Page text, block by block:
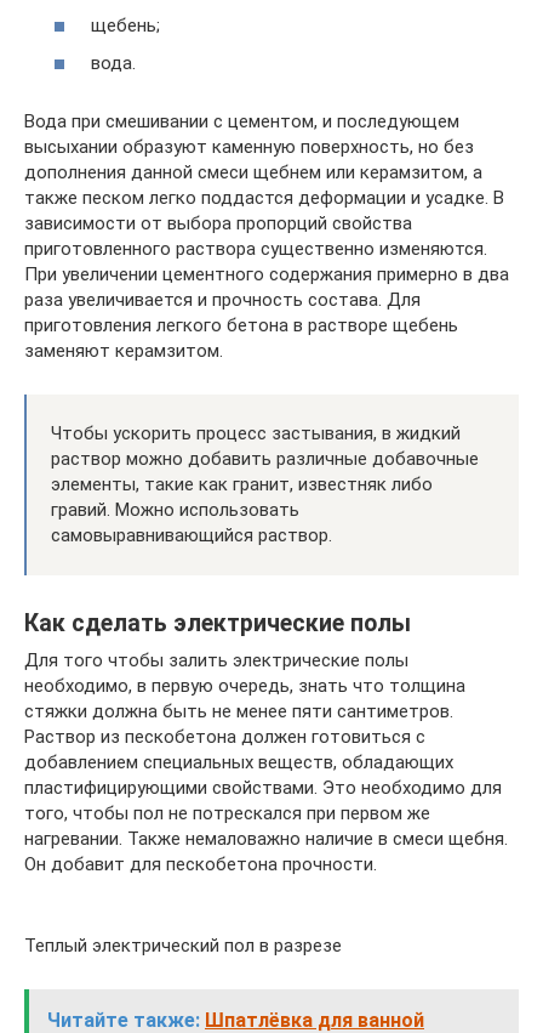
щебень;
вода.
Вода при смешивании с цементом, и последующем
высыхании образуют каменную поверхность, но без
дополнения данной смеси щебнем или керамзитом, а
также песком легко поддастся деформации и усадке. В
зависимости от выбора пропорций свойства
приготовленного раствора существенно изменяются.
При увеличении цементного содержания примерно в два
раза увеличивается и прочность состава. Для
приготовления легкого бетона в растворе щебень
заменяют керамзитом.
Чтобы ускорить процесс застывания, в жидкий
раствор можно добавить различные добавочные
элементы, такие как гранит, известняк либо
гравий. Можно использовать
самовыравнивающийся раствор.
Как сделать электрические полы
Для того чтобы залить электрические полы
необходимо, в первую очередь, знать что толщина
стяжки должна быть не менее пяти сантиметров.
Раствор из пескобетона должен готовиться с
добавлением специальных веществ, обладающих
пластифицирующими свойствами. Это необходимо для
того, чтобы пол не потрескался при первом же
нагревании. Также немаловажно наличие в смеси щебня.
Он добавит для пескобетона прочности.
Теплый электрический пол в разрезе
Читайте также: Шпатлёвка для ванной